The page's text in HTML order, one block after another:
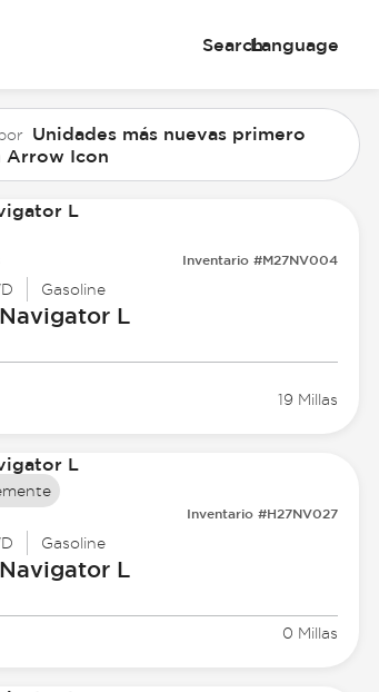
SearchLanguage
Unidades más nuevas primero
Arrow Icon
Inventario #M27NV004
Gasoline
Navigator L
19 Millas
Inventario #H27NV027
Gasoline
Navigator L
0 Millas